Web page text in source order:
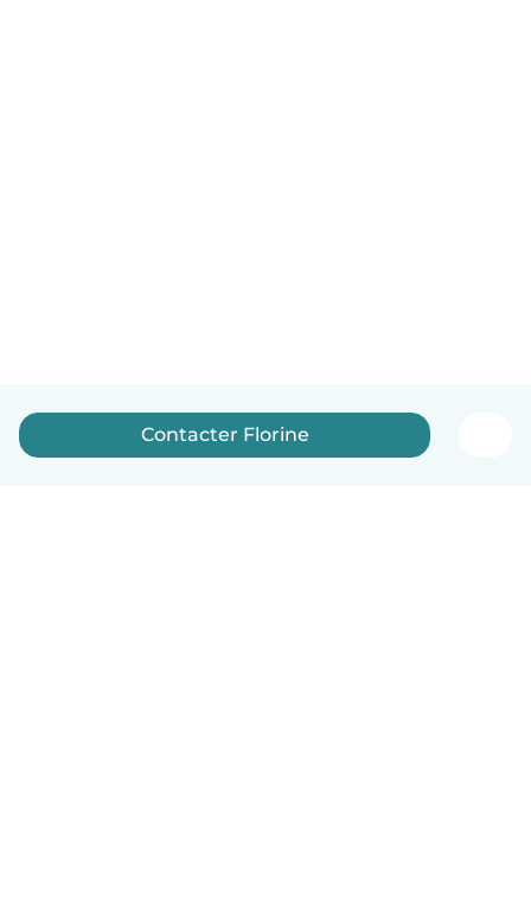
Contacter Florine